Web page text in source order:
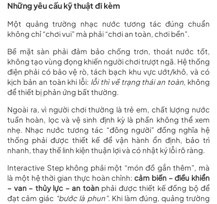
Những yêu cầu kỹ thuật đi kèm
Một quảng trường nhạc nước tương tác đúng chuẩn
không chỉ “chơi vui” mà phải “chơi an toàn, chơi bền”.
Bề mặt sàn phải đảm bảo chống trơn, thoát nước tốt,
không tạo vùng đọng khiến người chơi trượt ngã. Hệ thống
điện phải có bảo vệ rò, tách bạch khu vực ướt/khô, và có
kịch bản an toàn khi lỗi: lỗi thì về trạng thái an toàn, không
để thiết bị phản ứng bất thường.
Ngoài ra, vì người chơi thường là trẻ em, chất lượng nước
tuần hoàn, lọc và vệ sinh định kỳ là phần không thể xem
nhẹ. Nhạc nước tương tác “đông người” đồng nghĩa hệ
thống phải được thiết kế để vận hành ổn định, bảo trì
nhanh, thay thế linh kiện thuận lợi và có nhật ký lỗi rõ ràng.
Interactive Step không phải một “món đồ gắn thêm”, mà
là một hệ thời gian thực hoàn chỉnh: cảm biến – điều khiển
– van – thủy lực – an toànphải được thiết kế đồng bộ để
đạt cảm giác “bước là phun”. Khi làm đúng, quảng trường